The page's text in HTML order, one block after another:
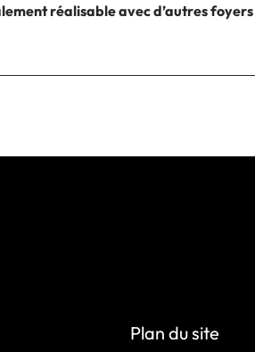
réalisable avec d’autres
Plan du site